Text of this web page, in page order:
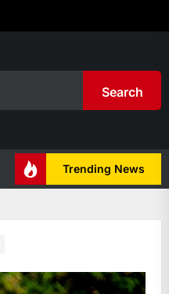
Search
Trending News